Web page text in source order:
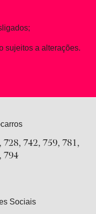
sujeitos a alterações.
728, 742, 759, 781,
794
Sociais